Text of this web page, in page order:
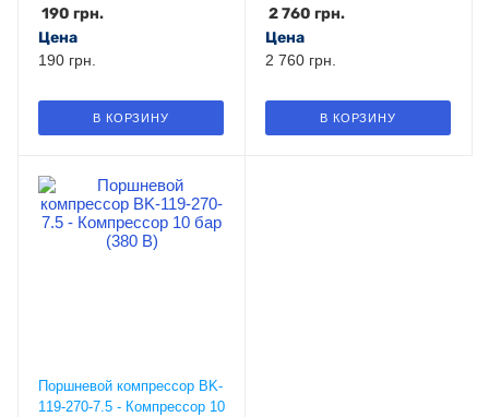
190 грн.
Цена
190 грн.
В КОРЗИНУ
2 760 грн.
Цена
2 760 грн.
В КОРЗИНУ
Поршневой компрессор BK-
119-270-7.5 - Компрессор 10